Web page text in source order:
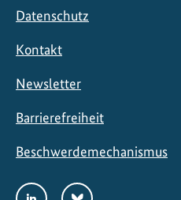
Datenschutz
Kontakt
Newsletter
Barrierefreiheit
Beschwerdemechanismus
Social
LinkedInBluesky